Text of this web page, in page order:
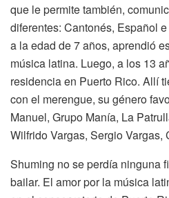
que le permite también,
diferentes: Cantonés, Español
a la edad de 7 años, aprendió
música latina. Luego, a los 13
residencia en Puerto Rico. Allí
con el merengue, su género
Manuel, Grupo Manía, La
Wilfrido Vargas, Sergio Vargas,
Shuming no se perdía ninguna
bailar. El amor por la música